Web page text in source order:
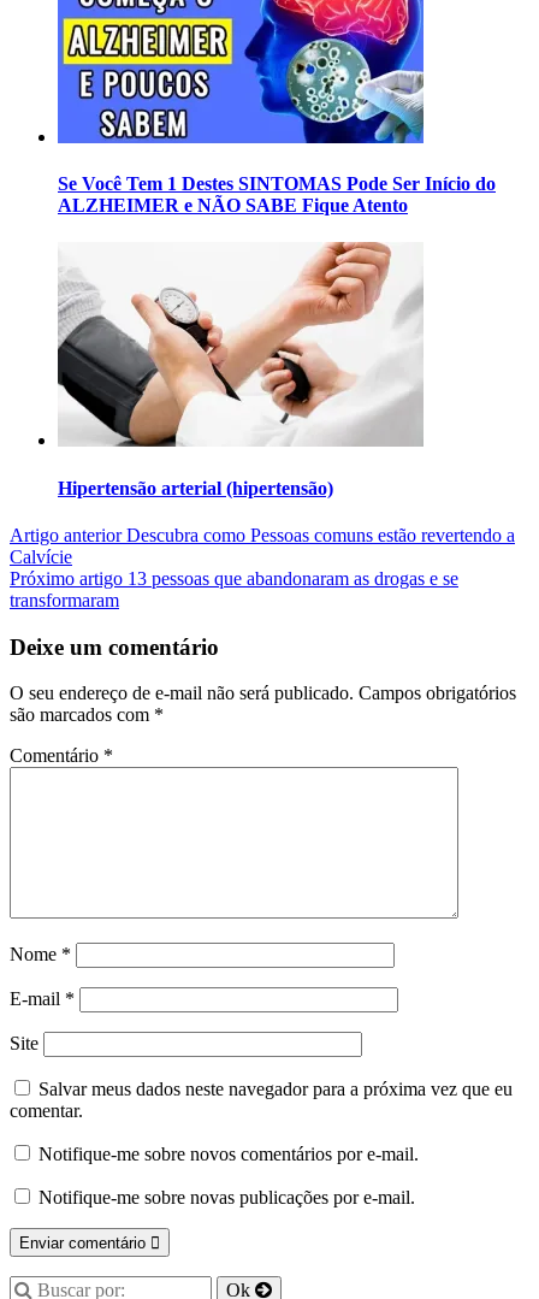
Se Você Tem 1 Destes SINTOMAS Pode Ser Início do
ALZHEIMER e NÃO SABE Fique Atento
Hipertensão arterial (hipertensão)
Artigo anteriorDescubra como Pessoas comuns estão revertendo a
Calvície
Próximo artigo 13 pessoas que abandonaram as drogas e se
transformaram
Deixe um comentário
O seu endereço de e-mail não será publicado. Campos obrigatórios
são marcados com *
Comentário *
Nome *
E-mail *
Site
Salvar meus dados neste navegador para a próxima vez que eu
comentar.
Notifique-me sobre novos comentários por e-mail.
Notifique-me sobre novas publicações por e-mail.